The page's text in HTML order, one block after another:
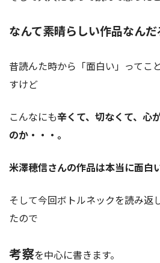
なんて素晴らしい作品なんだ
昔読んた時から「面白い」ってこ
すけど
こんなにも辛くて、切なくて、心
のか・・・。
米澤穂信さんの作品は本当に面白
そして今回ボトルネックを読み返
たので
考察を中心に書きます。